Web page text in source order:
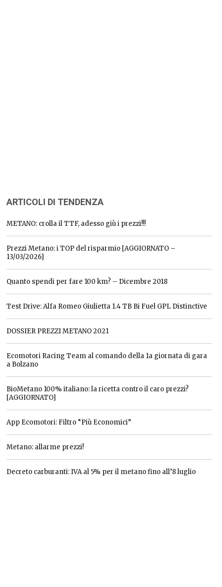
ARTICOLI DI TENDENZA
METANO: crolla il TTF, adesso giù i prezzi!!!
Prezzi Metano: i TOP del risparmio [AGGIORNATO –
13/03/2026]
Quanto spendi per fare 100 km? – Dicembre 2018
Test Drive: Alfa Romeo Giulietta 1.4 TB Bi Fuel GPL Distinctive
DOSSIER PREZZI METANO 2021
Ecomotori Racing Team al comando della 1a giornata di gara
a Bolzano
BioMetano 100% italiano: la ricetta contro il caro prezzi?
[AGGIORNATO]
App Ecomotori: Filtro “Più Economici”
Metano: allarme prezzi!
Decreto carburanti: IVA al 5% per il metano fino all’8 luglio